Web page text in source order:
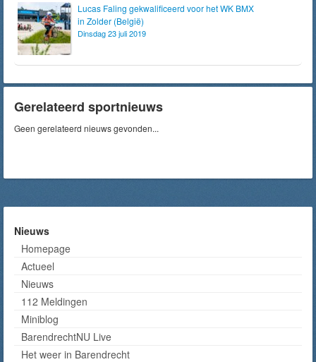
Lucas Faling gekwalificeerd voor het WK BMX
in Zolder (België)
Dinsdag 23 juli 2019
Gerelateerd sportnieuws
Geen gerelateerd nieuws gevonden...
Nieuws
Homepage
Actueel
Nieuws
112 Meldingen
Miniblog
BarendrechtNU Live
Het weer in Barendrecht